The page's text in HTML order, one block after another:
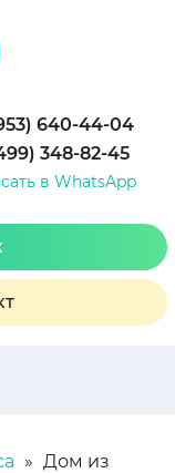
640-44-04
348-82-45
в WhatsApp
Дом из